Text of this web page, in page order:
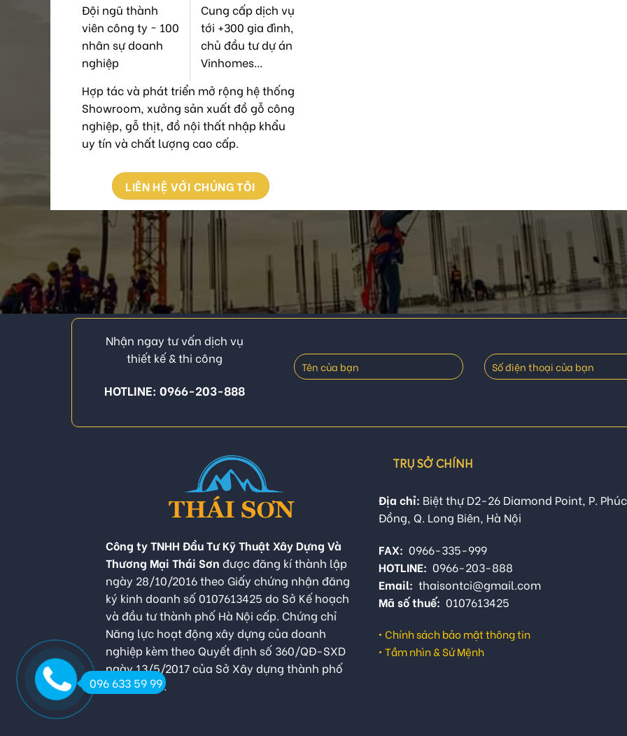
Đội ngũ thành
viên công ty ~ 100
nhân sự doanh
nghiệp
Cung cấp dịch vụ
tới +300 gia đình,
chủ đầu tư dự án
Vinhomes...
Hợp tác và phát triển mở rộng hệ thống
Showroom, xưởng sản xuất đồ gỗ công
nghiệp, gỗ thịt, đồ nội thất nhập khẩu
uy tín và chất lượng cao cấp.
LIÊN HỆ VỚI CHÚNG TÔI
Nhận ngay tư vấn dịch vụ
thiết kế & thi công
HOTLINE: 0966-203-888
Công ty TNHH Đầu Tư Kỹ Thuật Xây Dựng Và
Thương Mại Thái Sơn được đăng kí thành lập
ngày 28/10/2016 theo Giấy chứng nhận đăng
ký kinh doanh số 0107613425 do Sở Kế hoạch
và đầu tư thành phố Hà Nội cấp. Chứng chỉ
Năng lực hoạt động xây dựng của doanh
nghiệp kèm theo Quyết định số 360/QĐ-SXD
ngày 13/5/2017 của Sở Xây dựng thành phố
Hà Nội cấp.
TRỤ SỞ CHÍNH
Địa chỉ: Biệt thự D2-26 Diamond Point, P. Phúc
Đồng, Q. Long Biên, Hà Nội
FAX: 0966-335-999
HOTLINE: 0966-203-888
Email: thaisontci@gmail.com
Mã số thuế: 0107613425
• Chính sách bảo mật thông tin
• Tầm nhìn & Sứ Mệnh
096 633 59 99